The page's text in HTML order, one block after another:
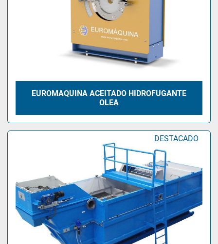
EUROMAQUINA ACEITADO HIDROFUGANTE
OLEA
DESTACADO